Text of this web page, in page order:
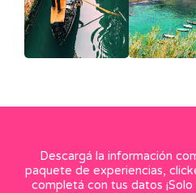
Descargá la información
paquete de experiencias,
completá con tus datos